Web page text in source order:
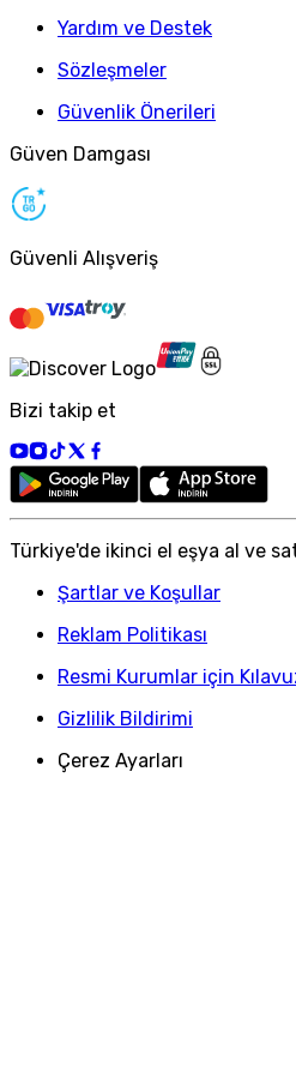
Yardım ve Destek
Sözleşmeler
Güvenlik Önerileri
Güven Damgası
Güvenli Alışveriş
Bizi takip et
Türkiye'de ikinci el eşya al ve
Şartlar ve Koşullar
Reklam Politikası
Resmi Kurumlar için
Gizlilik Bildirimi
Çerez Ayarları